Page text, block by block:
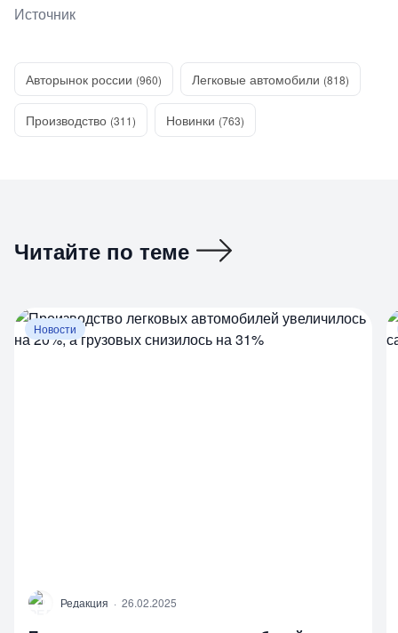
Источник
Авторынок россии (960) Легковые автомобили (818)
Производство (311) Новинки (763)
Читайте по теме
Новости
Р Редакция · 26.02.2025